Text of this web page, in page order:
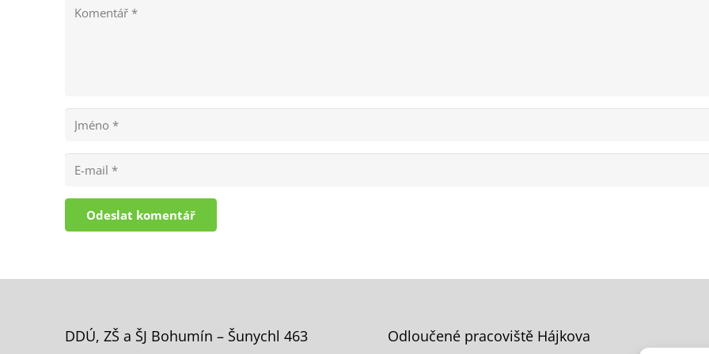
Odeslat komentář
DDÚ, ZŠ a ŠJ Bohumín – Šunychl 463 Odloučené pracoviště Hájkova